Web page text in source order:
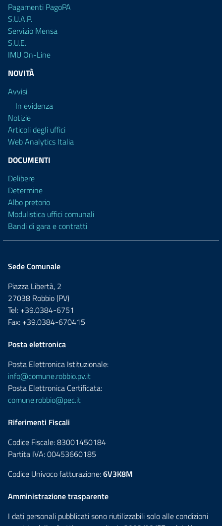
Pagamenti PagoPA
S.U.A.P.
Servizio Mensa
S.U.E.
IMU On-Line
NOVITÀ
Avvisi
In evidenza
Notizie
Articoli degli uffici
Web Analytics Italia
DOCUMENTI
Delibere
Determine
Albo pretorio
Modulistica uffici comunali
Bandi di gara e contratti
Sede Comunale
Piazza Libertà, 2
27038 Robbio (PV)
Tel: +39.0384-6751
Fax: +39.0384-670415
Posta elettronica
Posta Elettronica Istituzionale:
info@comune.robbio.pv.it
Posta Elettronica Certificata:
comune.robbio@pec.it
Riferimenti Fiscali
Codice Fiscale: 83001450184
Partita IVA: 00453660185
Codice Univoco fatturazione:6V3K8M
Amministrazione trasparente
I dati personali pubblicati sono riutilizzabili solo alle condizioni